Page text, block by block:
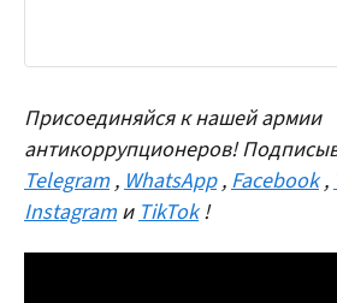
Присоединяйся к нашей армии
антикоррупционеров!
Telegram ,WhatsApp ,Facebook ,
Instagram иTikTok !